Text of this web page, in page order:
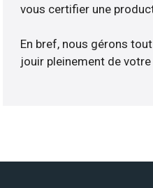
vous certifier une
En bref, nous gérons
jouir pleinement de